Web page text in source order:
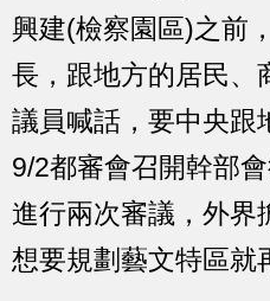
興建(檢察園區)之前
長，跟地方的居民、
議員喊話，要中央跟
9/2都審會召開幹部
進行兩次審議，外界
想要規劃藝文特區就